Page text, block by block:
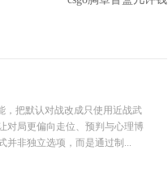
，把默认对战改成只使用近战武
对局更偏向走位、预判与心理博
并非独立选项，而是通过制...